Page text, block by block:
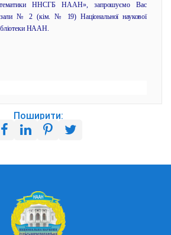
тематики ННСГБ НААН», запрошуємо Вас
зали № 2 (кім. № 19) Національної наукової
НААН.
Поширити: